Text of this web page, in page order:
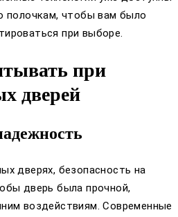
полочкам, чтобы вам было
при выборе.
при
дверей
дверях, безопасность на
дверь была прочной,
воздействиям. Современные